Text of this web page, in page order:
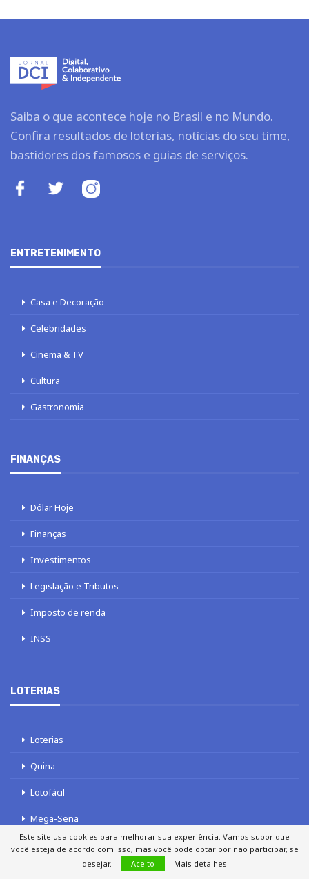
Saiba o que acontece hoje no Brasil e no Mundo.
Confira resultados de loterias, notícias do seu time,
bastidores dos famosos e guias de serviços.
ENTRETENIMENTO
Casa e Decoração
Celebridades
Cinema & TV
Cultura
Gastronomia
FINANÇAS
Dólar Hoje
Finanças
Investimentos
Legislação e Tributos
Imposto de renda
INSS
LOTERIAS
Loterias
Quina
Lotofácil
Mega-Sena
Tele sena
Este site usa cookies para melhorar sua experiência. Vamos supor que
você esteja de acordo com isso, mas você pode optar por não participar, se
desejar.
Aceito Mais detalhes